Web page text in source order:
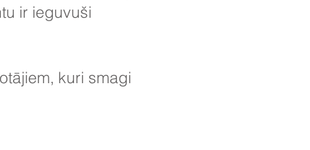
ir ieguvuši
kuri smagi